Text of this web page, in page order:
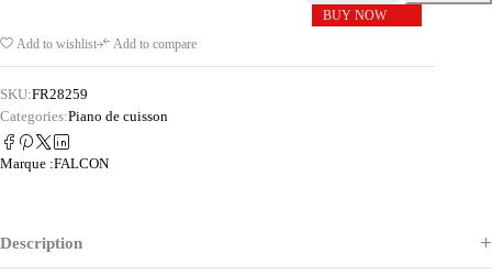
BUY NOW
Add to wishlist
Add to compare
SKU:FR28259
Categories:Piano de cuisson
Marque :FALCON
Description